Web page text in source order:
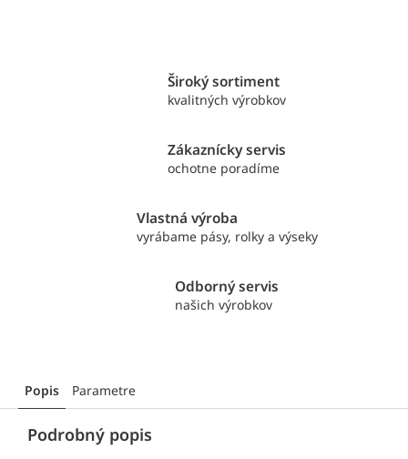
Široký sortiment
kvalitných výrobkov
Zákaznícky servis
ochotne poradíme
Vlastná výroba
vyrábame pásy, rolky a výseky
Odborný servis
našich výrobkov
Popis Parametre
Podrobný popis